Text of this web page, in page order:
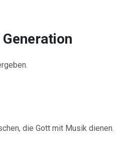
die Gott mit Musik dienen.